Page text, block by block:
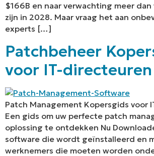
$166B en naar verwachting meer
zijn in 2028. Maar vraag het aan
experts […]
Patchbeheer
voor IT-directeuren
Patch Management Kopersgids voor
Een gids om uw perfecte patch
oplossing te ontdekken Nu
software die wordt geïnstalleerd en
werknemers die moeten worden